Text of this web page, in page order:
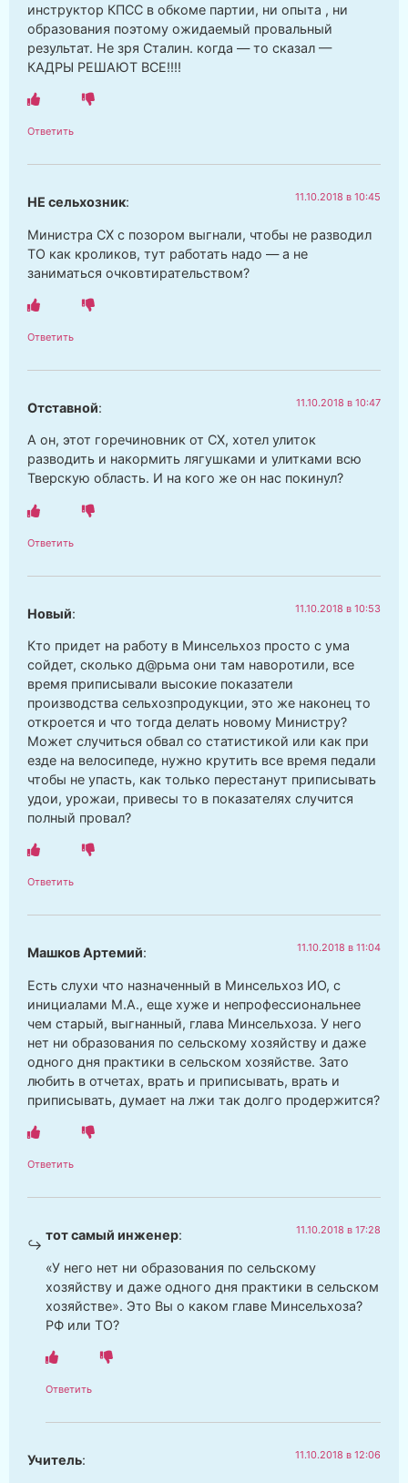
инструктор КПСС в обкоме партии, ни опыта , ни
образования поэтому ожидаемый провальный
результат. Не зря Сталин. когда — то сказал —
КАДРЫ РЕШАЮТ ВСЕ!!!!
Ответить
НЕ сельхозник: 11.10.2018 в 10:45
Министра СХ с позором выгнали, чтобы не разводил
ТО как кроликов, тут работать надо — а не
заниматься очковтирательством?
Ответить
Отставной: 11.10.2018 в 10:47
А он, этот горечиновник от СХ, хотел улиток
разводить и накормить лягушками и улитками всю
Тверскую область. И на кого же он нас покинул?
Ответить
Новый: 11.10.2018 в 10:53
Кто придет на работу в Минсельхоз просто с ума
сойдет, сколько д@рьма они там наворотили, все
время приписывали высокие показатели
производства сельхозпродукции, это же наконец то
откроется и что тогда делать новому Министру?
Может случиться обвал со статистикой или как при
езде на велосипеде, нужно крутить все время педали
чтобы не упасть, как только перестанут приписывать
удои, урожаи, привесы то в показателях случится
полный провал?
Ответить
Машков Артемий: 11.10.2018 в 11:04
Есть слухи что назначенный в Минсельхоз ИО, с
инициалами М.А., еще хуже и непрофессиональнее
чем старый, выгнанный, глава Минсельхоза. У него
нет ни образования по сельскому хозяйству и даже
одного дня практики в сельском хозяйстве. Зато
любить в отчетах, врать и приписывать, врать и
приписывать, думает на лжи так долго продержится?
Ответить
тот самый инженер: 11.10.2018 в 17:28
«У него нет ни образования по сельскому
хозяйству и даже одного дня практики в сельском
хозяйстве». Это Вы о каком главе Минсельхоза?
РФ или ТО?
Ответить
Учитель: 11.10.2018 в 12:06